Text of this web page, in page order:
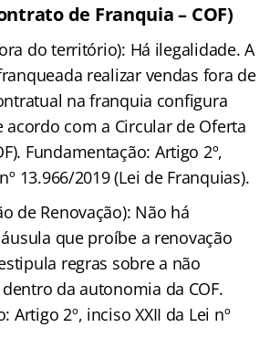
de Franquia – COF)
do território): Há ilegalidade. A
realizar vendas fora de
na franquia configura
acordo com a Circular de Oferta
Fundamentação: Artigo 2º,
13.966/2019 (Lei de Franquias).
de Renovação): Não há
que proíbe a renovação
regras sobre a não
da autonomia da COF.
Artigo 2º, inciso XXII da Lei nº